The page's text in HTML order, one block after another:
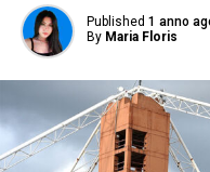
Published 1 anno
By Maria Floris